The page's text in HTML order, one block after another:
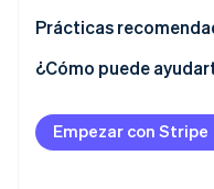
Desafío: distinción
Desafío:
Prácticas
¿Cómo puede
Empezar con Stripe